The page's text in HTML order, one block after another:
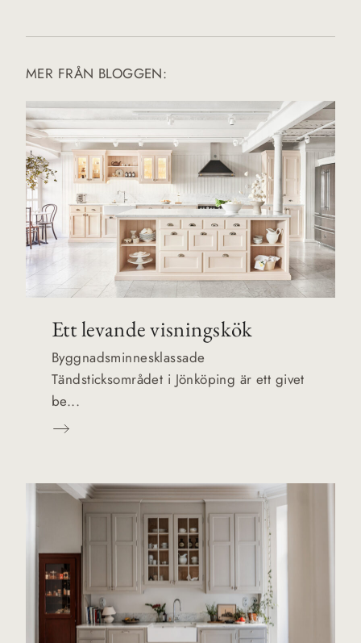
MER FRÅN BLOGGEN:
Ett levande visningskök
Byggnadsminnesklassade
Tändsticksområdet i Jönköping är ett givet
be...